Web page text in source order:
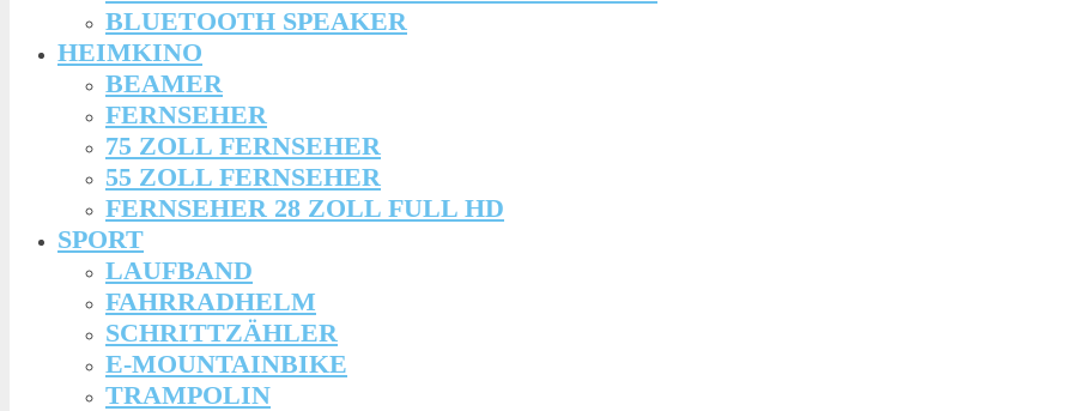
BLUETOOTH SPEAKER
HEIMKINO
BEAMER
FERNSEHER
75 ZOLL FERNSEHER
55 ZOLL FERNSEHER
FERNSEHER 28 ZOLL FULL HD
SPORT
LAUFBAND
FAHRRADHELM
SCHRITTZÄHLER
E-MOUNTAINBIKE
TRAMPOLIN